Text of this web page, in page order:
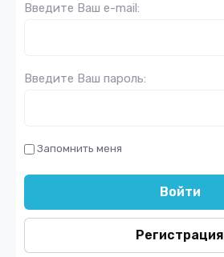
Введите Ваш e-mail:
Введите Ваш пароль:
Запомнить меня
Войти
Регистрация